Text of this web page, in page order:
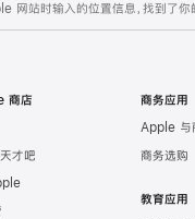
网站时输入的位置信息，找到了你
商店
才吧
商务应用
Apple 与
商务选购
教育应用